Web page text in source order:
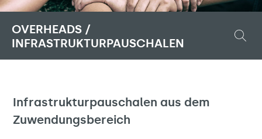
OVERHEADS /
INFRASTRUKTURPAUSCHALEN
Infrastrukturpauschalen aus dem
Zuwendungsbereich